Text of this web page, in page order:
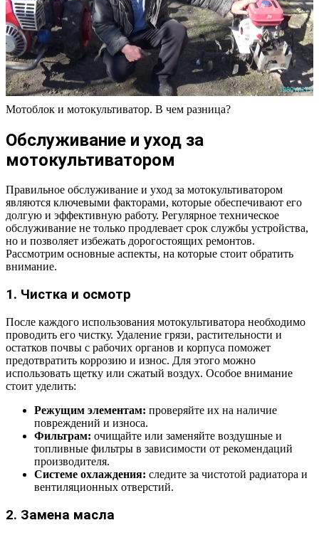
Мотоблок и мотокультиватор. В чем разница?
Обслуживание и уход за
мотокультиватором
Правильное обслуживание и уход за мотокультиватором
являются ключевыми факторами, которые обеспечивают его
долгую и эффективную работу. Регулярное техническое
обслуживание не только продлевает срок службы устройства,
но и позволяет избежать дорогостоящих ремонтов.
Рассмотрим основные аспекты, на которые стоит обратить
внимание.
1. Чистка и осмотр
После каждого использования мотокультиватора необходимо
проводить его чистку. Удаление грязи, растительности и
остатков почвы с рабочих органов и корпуса поможет
предотвратить коррозию и износ. Для этого можно
использовать щетку или сжатый воздух. Особое внимание
стоит уделить:
Режущим элементам: проверяйте их на наличие
повреждений и износа.
Фильтрам: очищайте или заменяйте воздушные и
топливные фильтры в зависимости от рекомендаций
производителя.
Системе охлаждения: следите за чистотой радиатора и
вентиляционных отверстий.
2. Замена масла